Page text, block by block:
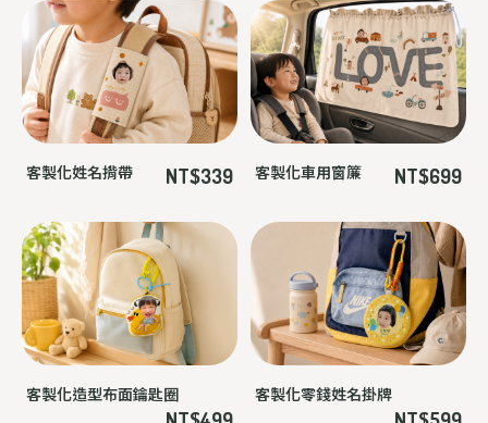
客製化姓名揹帶 NT$339 客製化車用窗簾 NT$699
客製化造型布面鑰匙圈 客製化零錢姓名掛牌